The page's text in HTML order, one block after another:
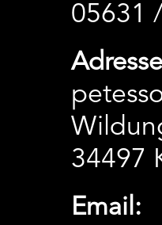
05631
34497
Email: